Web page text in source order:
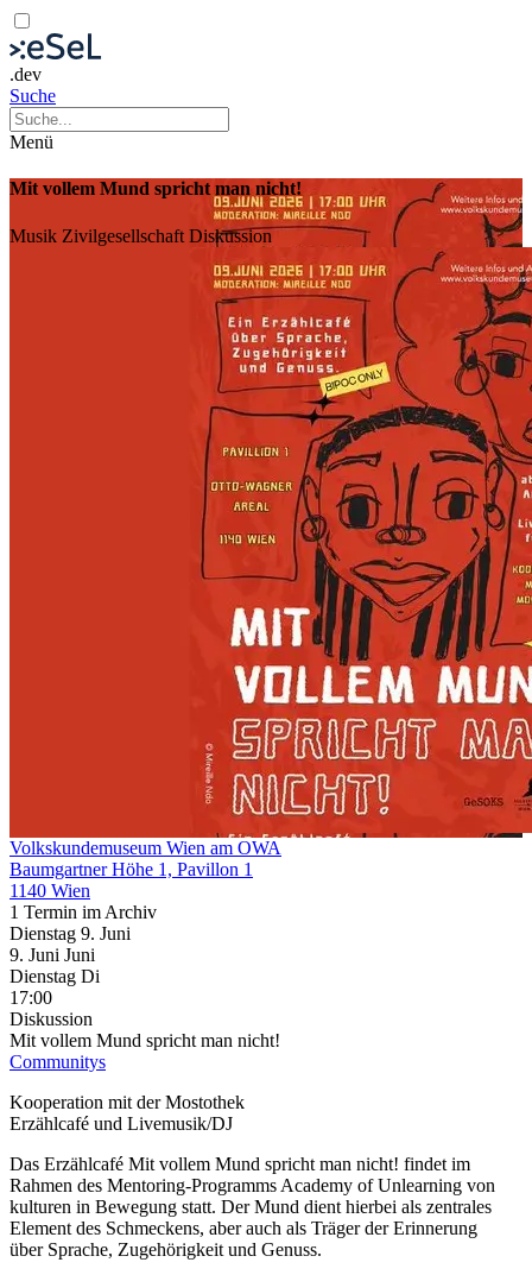
.dev
Suche
Menü
Mit vollem Mund spricht man nicht!
Musik Zivilgesellschaft Diskussion
Volkskundemuseum Wien am OWA
Baumgartner Höhe 1, Pavillon 1
1140 Wien
1 Termin im Archiv
Dienstag 9. Juni
9. Juni Juni
Dienstag Di
17:00
Diskussion
Mit vollem Mund spricht man nicht!
Communitys
Kooperation mit der Mostothek
Erzählcafé und Livemusik/DJ
Das Erzählcafé Mit vollem Mund spricht man nicht! findet im
Rahmen des Mentoring-Programms Academy of Unlearning von
kulturen in Bewegung statt. Der Mund dient hierbei als zentrales
Element des Schmeckens, aber auch als Träger der Erinnerung
über Sprache, Zugehörigkeit und Genuss.